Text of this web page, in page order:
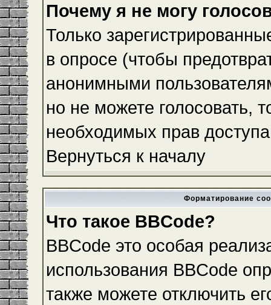
Почему я не могу
Только
в опросе (чтобы
анонимными
но не можете голосовать,
необходимых прав
Вернуться к началу
Форматирование
Что такое BBCode?
BBCode это особая
использования BBCode
также можете отключить